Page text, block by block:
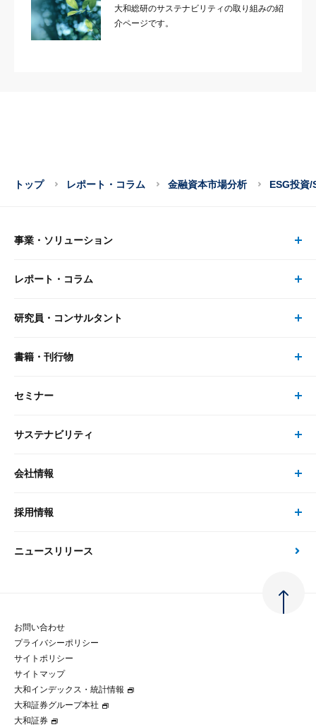
大和総研のサステナビリティの取り組みの紹
介ページです。
トップ レポート・コラム 金融資本市場分析 ESG投資/
事業・ソリューション
事業・ソリューション トップ
リサーチ
大和総研の強み
先端テクノロジーに基づく新たな価値の創出
レポート・コラム
レポート・コラム トップ
最新のレポート・コラム
政策分析
金融経済教育等
研究員・コンサルタント
研究員・コンサルタント トップ
研究員
書籍・刊行物
書籍・刊行物 トップ
書籍
セミナー
セミナー トップ
現在受付中のセミナー・イベント
サステナビリティ
サステナビリティの取り組み
次世代社会への貢献
マルチステークホルダー方針
パートナーシップ構築宣言
会社情報
会社情報 トップ
会社概要・役員一覧
大和総研の歩み
グループ会社
採用情報
採用情報 トップ
経験者採用
ニュースリリース
お問い合わせ
プライバシーポリシー
サイトポリシー
サイトマップ
大和インデックス・統計情報
大和証券グループ本社
大和証券